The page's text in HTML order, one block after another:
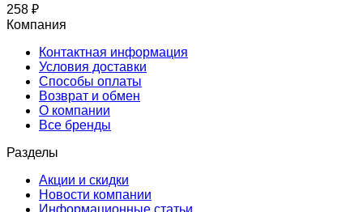
258 ₽
Компания
Контактная информация
Условия доставки
Способы оплаты
Возврат и обмен
О компании
Все бренды
Разделы
Акции и скидки
Новости компании
Информационные статьи